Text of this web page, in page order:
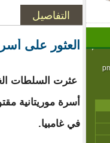
التفاصيل
العثور على
عثرت السلطات
أسرة موريتانية
في غامبيا.